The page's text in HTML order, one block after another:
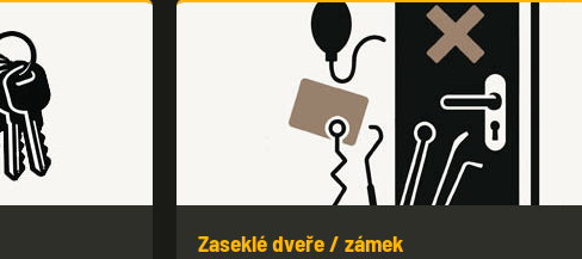
Zaseklé dveře / zámek